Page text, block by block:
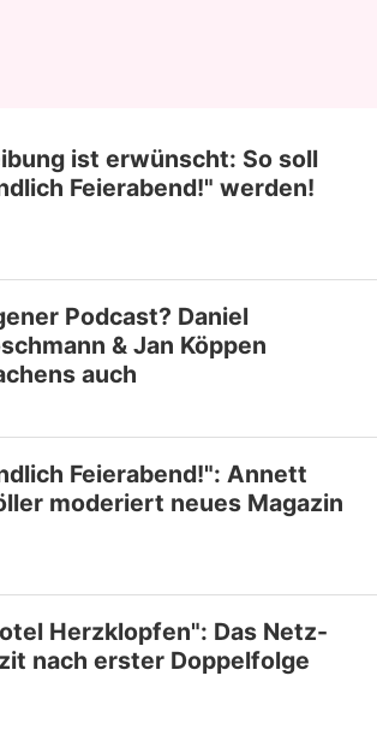
ist erwünscht: So soll
Feierabend!" werden!
Podcast? Daniel
& Jan Köppen
auch
Feierabend!": Annett
moderiert neues Magazin
Herzklopfen": Das Netz-
nach erster Doppelfolge